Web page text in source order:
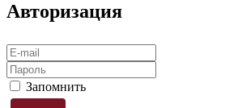
Авторизация
Запомнить